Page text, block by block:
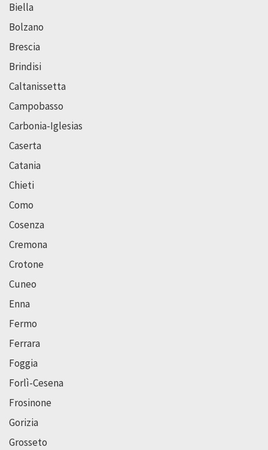
Biella
Bolzano
Brescia
Brindisi
Caltanissetta
Campobasso
Carbonia-Iglesias
Caserta
Catania
Chieti
Como
Cosenza
Cremona
Crotone
Cuneo
Enna
Fermo
Ferrara
Foggia
Forlì-Cesena
Frosinone
Gorizia
Grosseto